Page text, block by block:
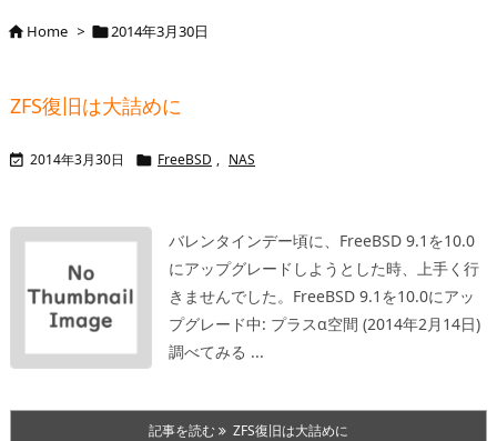
Home > 2014年3月30日
ZFS復旧は大詰めに
 2014年3月30日  FreeBSD , NAS
バレンタインデー頃に、FreeBSD 9.1を10.0
にアップグレードしようとした時、上手く行
きませんでした。 FreeBSD 9.1を10.0にアッ
プグレード中: プラスα空間 (2014年2月14日)
調べてみる ...
記事を読む ZFS復旧は大詰めに